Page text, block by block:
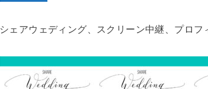
シェアウェディング、スクリーン中継、プロ